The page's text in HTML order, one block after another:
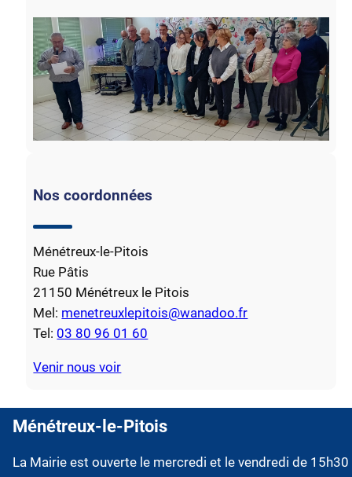
Nos coordonnées
Ménétreux-le-Pitois
Rue Pâtis
21150 Ménétreux le Pitois
Mel: menetreuxlepitois@wanadoo.fr
Tel: 03 80 96 01 60
Venir nous voir
Ménétreux-le-Pitois
La Mairie est ouverte le mercredi et le vendredi de 15h30